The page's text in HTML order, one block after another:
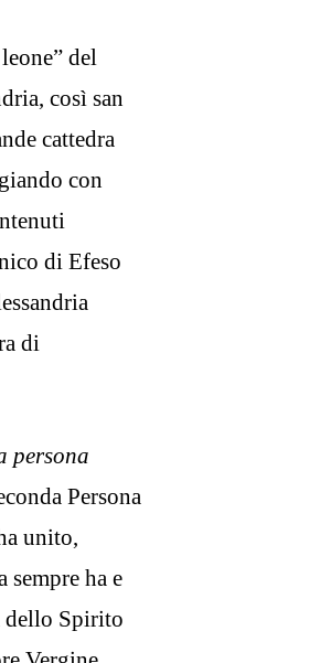
del
così san
cattedra
con
di Efeso
di
persona
Persona
unito,
sempre ha e
dello Spirito